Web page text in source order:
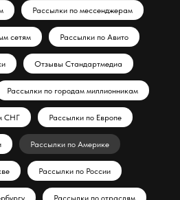
Рассылки по мессенджерам
сетям Рассылки по Авито
Отзывы Стандартмедиа
Рассылки по городам миллионникам
СНГ Рассылки по Европе
Рассылки по Америке
Рассылки по России
Рассылки по отраслям